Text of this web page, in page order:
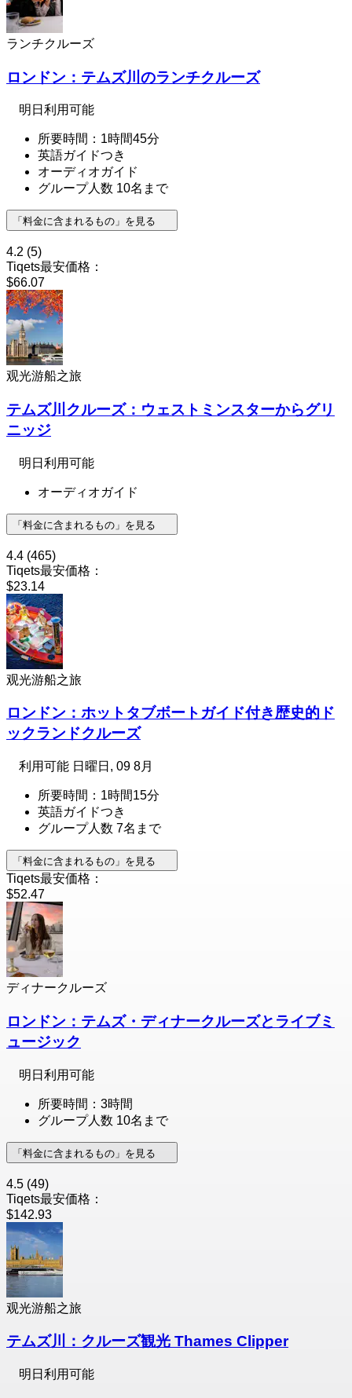
ランチクルーズ
ロンドン：テムズ川のランチクルーズ
明日利用可能
所要時間：1時間45分
英語ガイドつき
オーディオガイド
グループ人数 10名まで
「料金に含まれるもの」を見る
4.2 (5)
Tiqets最安価格：
$66.07
观光游船之旅
テムズ川クルーズ：ウェストミンスターからグリ
ニッジ
明日利用可能
オーディオガイド
「料金に含まれるもの」を見る
4.4 (465)
Tiqets最安価格：
$23.14
观光游船之旅
ロンドン：ホットタブボートガイド付き歴史的ド
ックランドクルーズ
利用可能 日曜日, 09 8月
所要時間：1時間15分
英語ガイドつき
グループ人数 7名まで
「料金に含まれるもの」を見る
Tiqets最安価格：
$52.47
ディナークルーズ
ロンドン：テムズ・ディナークルーズとライブミ
ュージック
明日利用可能
所要時間：3時間
グループ人数 10名まで
「料金に含まれるもの」を見る
4.5 (49)
Tiqets最安価格：
$142.93
观光游船之旅
テムズ川：クルーズ観光 Thames Clipper
明日利用可能